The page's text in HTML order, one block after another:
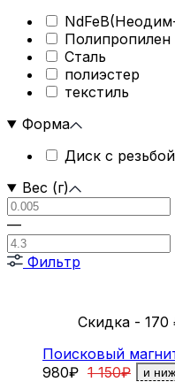
Полипропилен
Сталь
полиэстер
текстиль
Форма
Диск с
Вес (г)
—
Фильтр
Скидка - 170
Поисковый
980₽ 1 150₽ и